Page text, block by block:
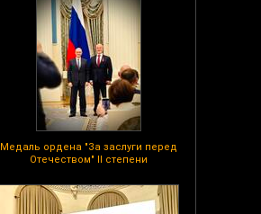
Медаль ордена "За заслуги перед
Отечеством" II степени